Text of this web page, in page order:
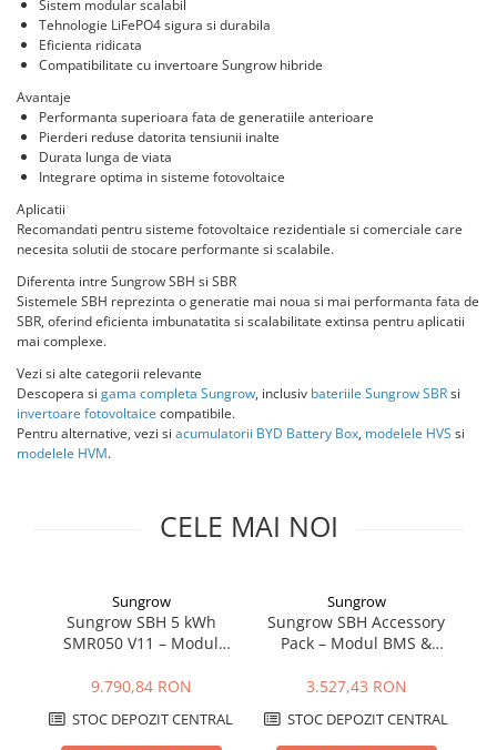
Invertoare on-grid Sungrow
Statii de reincarcare Sungrow
Victron Energy
MPPT
Accesorii Victron
Acumulatori Victron
Invertor Hibrid - Off Grid
Statii de reincarcare Victron
HV
US
Sungrow
SBH
SBR battery
SBS
Accesorii stocare
Cabluri aluminiu coaxial
bransament
Cabluri aluminiu nearmat
Cabluri aluminiu tip Enel
Cabluri aluminiu torsadat/aerian
Cabluri energie joasa tensiune -
cupru
Cabluri cupru armat
Cabluri cupru coaxial bransament
Cabluri cupru nearmat
Cabluri cupru rezistente la foc
Cabluri flexibile
Cabluri flexibile plate
Cabluri medie tensiune
Cabluri medie tensiune aluminiu
Cabluri semnalizare si control
Conductori rigizi
Conductori rigizi cupru
Cabluri alarma
Cabluri boxe
Cutie ABS modulara
Doze
Jgheaburi
Jgheab metalic perforat
Jgheab tip sarma
Tablou metalic
Tablou organizare santier echipat
Tablou organizare santier necablat
Tub flexibil
Tub flexibil dublu perete (corugata)
Tub flexibil metalic
Intrerupatoare automate
AFDD
Intrerupatoare automate
diferentiale
Intrerupatoare automate modulare
Separator sarcina
Relee
Releu monitorizare tensiune
Separator fuzibil
Separator fuzibil aplicatii
fotovoltaice
Sigurante fuzibile
Aplica LED
Corpuri solare
Corpuri solare decorative
Iluminat festiv
Instalatii sarbatori
Lanterne
Stalpi de iluminat
Sistem modular scalabil
Tehnologie LiFePO4 sigura si durabila
Eficienta ridicata
Compatibilitate cu invertoare Sungrow hibride
Avantaje
Performanta superioara fata de generatiile anterioare
Pierderi reduse datorita tensiunii inalte
Durata lunga de viata
Integrare optima in sisteme fotovoltaice
Aplicatii
Recomandati pentru sisteme fotovoltaice rezidentiale si comerciale care
necesita solutii de stocare performante si scalabile.
Diferenta intre Sungrow SBH si SBR
Sistemele SBH reprezinta o generatie mai noua si mai performanta fata de
SBR, oferind eficienta imbunatatita si scalabilitate extinsa pentru aplicatii
mai complexe.
Vezi si alte categorii relevante
Descopera si gama completa Sungrow, inclusiv bateriile Sungrow SBRsi
invertoare fotovoltaice compatibile.
Pentru alternative, vezi si acumulatorii BYD Battery Box, modelele HVS si
modelele HVM.
CELE MAI NOI
Sungrow
Sungrow SBH 5 kWh
SMR050 V11 – Modul
Expandabil | Compatibil
9.790,84 RON
STOC DEPOZIT CENTRAL
Sungrow
Sungrow SBH Accessory
Pack – Modul BMS &
Sistemele de Baterii SBH
3.527,43 RON
STOC DEPOZIT CENTRAL